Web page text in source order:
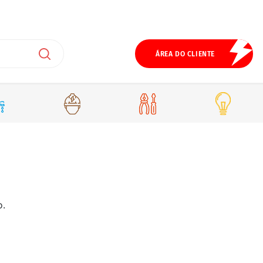
ÁREA DO CLIENTE